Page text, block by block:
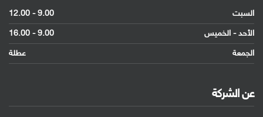
السبت
9.00 - 12.00
الأحد - الخميس
9.00 - 16.00
الجمعة
عطلة
عن الشركة